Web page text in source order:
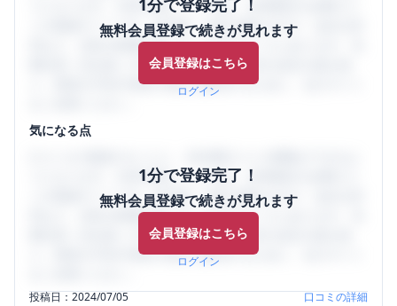
1分で登録完了！
無料会員登録で続きが見れます
会員登録はこちら
ログイン
うになります。SHEHUB(シーハブ)は、女性限定の企業口コ
ミの投稿サイトです。給与面・女性の働きやすさ・会社の評
判など、女性の転職は気にすべき点がたくさんあります。先
輩社員（元社員）の口コミを通して、本当の会社の姿を知
り、将来の不安や現在の悩みを解消するために、ぜひサイト
気になる点
1分で登録完了！
無料会員登録で続きが見れます
会員登録はこちら
ログイン
うになります。SHEHUB(シーハブ)は、女性限定の企業口コ
ミの投稿サイトです。給与面・女性の働きやすさ・会社の評
判など、女性の転職は気にすべき点がたくさんあります。先
輩社員（元社員）の口コミを通して、本当の会社の姿を知
り、将来の不安や現在の悩みを解消するために、ぜひサイト
投稿日：2024/07/05 口コミの詳細